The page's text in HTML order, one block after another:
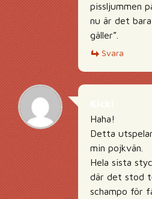
pissljummen
nu är det
gäller”.
Svara
Haha!
Detta
min pojkvän.
Hela sista
där det stod
schampo för